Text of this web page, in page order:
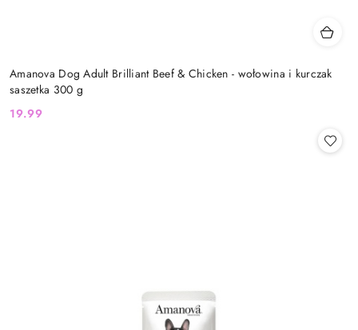
Amanova Dog Adult Brilliant Beef & Chicken - wołowina i kurczak
saszetka 300 g
Cena:
19.99